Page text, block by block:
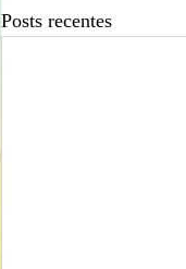
Posts recentes